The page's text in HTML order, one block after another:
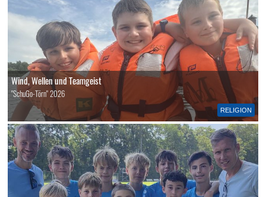
RELIGION
Wind, Wellen und Teamgeist
"SchuGo-Törn" 2026